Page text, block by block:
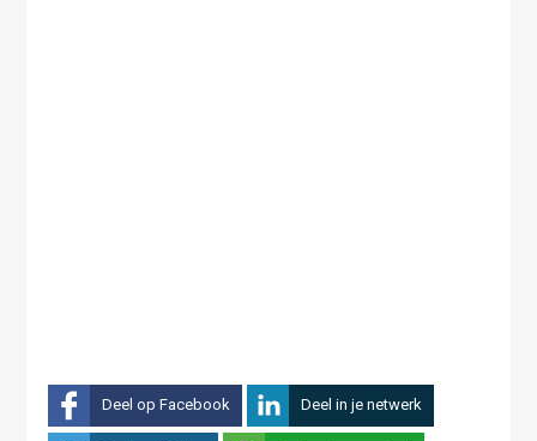
Deel op Facebook Deel in je netwerk